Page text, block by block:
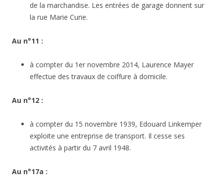
de la marchandise. Les entrées de garage donnent sur
la rue Marie Curie.
Au n°11 :
à compter du 1er novembre 2014, Laurence Mayer
effectue des travaux de coiffure à domicile.
Au n°12 :
à compter du 15 novembre 1939, Edouard Linkemper
exploite une entreprise de transport. Il cesse ses
activités à partir du 7 avril 1948.
Au n°17a :